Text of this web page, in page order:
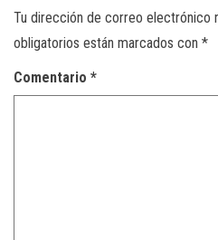
Tu dirección de correo electrónico
obligatorios están marcados con *
Comentario *